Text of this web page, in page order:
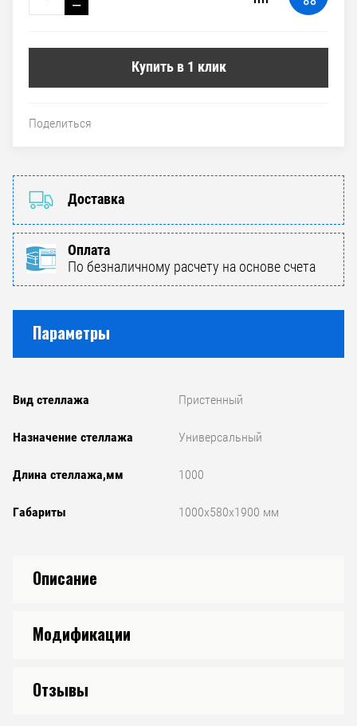
−
Купить в 1 клик
Поделиться
Доставка
Оплата
По безналичному расчету на основе счета
Параметры
Вид стеллажа Пристенный
Назначение стеллажа Универсальный
Длина стеллажа,мм 1000
Габариты 1000x580x1900 мм
Описание
Модификации
Отзывы